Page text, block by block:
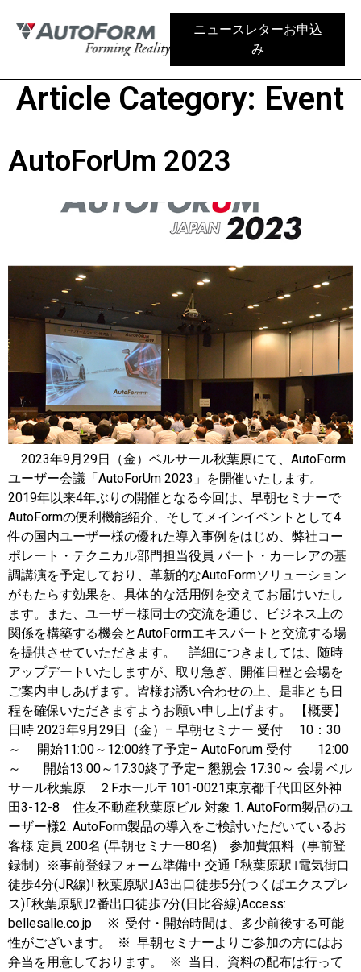
ニュースレターお申込
み
Article Category: Event
AutoForUm 2023
2023年9月29日（金）ベルサール秋葉原にて、AutoForm
ユーザー会議「AutoForUm 2023」を開催いたします。
2019年以来4年ぶりの開催となる今回は、早朝セミナーで
AutoFormの便利機能紹介、そしてメインイベントとして4
件の国内ユーザー様の優れた導入事例をはじめ、弊社コー
ポレート・テクニカル部門担当役員 バート・カーレアの基
調講演を予定しており、革新的なAutoFormソリューション
がもたらす効果を、具体的な活用例を交えてお届けいたし
ます。また、ユーザー様同士の交流を通じ、ビジネス上の
関係を構築する機会とAutoFormエキスパートと交流する場
を提供させていただきます。 詳細につきましては、随時
アップデートいたしますが、取り急ぎ、開催日程と会場を
ご案内申しあげます。皆様お誘い合わせの上、是非とも日
程を確保いただきますようお願い申し上げます。 【概要】
日時 2023年9月29日（金）– 早朝セミナー 受付 10：30
～ 開始11:00～12:00終了予定– AutoForum 受付 12:00
～ 開始13:00～17:30終了予定– 懇親会 17:30～ 会場 ベル
サール秋葉原 ２Fホール〒101-0021東京都千代田区外神
田3-12-8 住友不動産秋葉原ビル 対象 1. AutoForm製品のユ
ーザー様2. AutoForm製品の導入をご検討いただいているお
客様 定員 200名 (早朝セミナー80名) 参加費無料（事前登
録制）※事前登録フォーム準備中 交通 ｢秋葉原駅｣電気街口
徒歩4分(JR線)｢秋葉原駅｣A3出口徒歩5分(つくばエクスプレ
ス)｢秋葉原駅｣2番出口徒歩7分(日比谷線)Access:
bellesalle.co.jp ※ 受付・開始時間は、多少前後する可能
性がございます。 ※ 早朝セミナーよりご参加の方にはお
弁当を用意しております。 ※ 当日、資料の配布は行って